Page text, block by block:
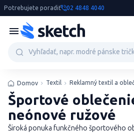
Potrebujete poradiť 02 4848 4040
Domov Textil Reklamný textil a
Športové
neónové ružové
Široká ponuka funkčného športového